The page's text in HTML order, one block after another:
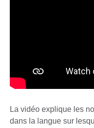
La vidéo explique les
dans la langue sur